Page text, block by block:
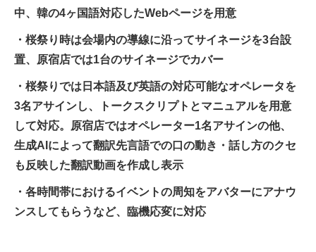
中、韓の4ヶ国語対応したWebページを用意
・桜祭り時は会場内の導線に沿ってサイネージを3台設
置、原宿店では1台のサイネージでカバー
・桜祭りでは日本語及び英語の対応可能なオペレータを
3名アサインし、トークスクリプトとマニュアルを用意
して対応。原宿店ではオペレーター1名アサインの他、
生成AIによって翻訳先言語での口の動き・話し方のクセ
も反映した翻訳動画を作成し表示
・各時間帯におけるイベントの周知をアバターにアナウ
ンスしてもらうなど、臨機応変に対応